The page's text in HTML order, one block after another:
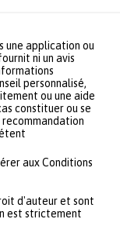
une application ou
ni un avis
personnalisé,
ou une aide
constituer ou se
recommandation
aux Conditions
d'auteur et sont
est strictement